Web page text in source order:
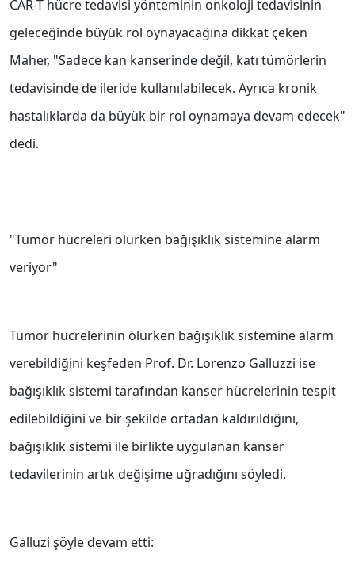
CAR-T hücre tedavisi yönteminin onkoloji tedavisinin
geleceğinde büyük rol oynayacağına dikkat çeken
Maher, "Sadece kan kanserinde değil, katı tümörlerin
tedavisinde de ileride kullanılabilecek. Ayrıca kronik
hastalıklarda da büyük bir rol oynamaya devam edecek"
dedi.
"Tümör hücreleri ölürken bağışıklık sistemine alarm
veriyor"
Tümör hücrelerinin ölürken bağışıklık sistemine alarm
verebildiğini keşfeden Prof. Dr. Lorenzo Galluzzi ise
bağışıklık sistemi tarafından kanser hücrelerinin tespit
edilebildiğini ve bir şekilde ortadan kaldırıldığını,
bağışıklık sistemi ile birlikte uygulanan kanser
tedavilerinin artık değişime uğradığını söyledi.
Galluzi şöyle devam etti: